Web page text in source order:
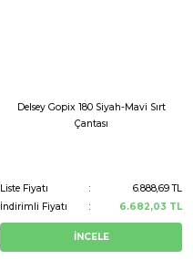
Delsey Gopix 180 Siyah-Mavi Sırt
Çantası
Liste Fiyatı
6.888,69 TL
İndirimli Fiyatı
6.682,03 TL
İNCELE